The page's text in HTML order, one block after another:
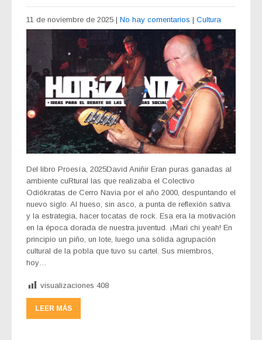
11 de noviembre de 2025 | No hay comentarios | Cultura
Del libro Proesía, 2025David Aniñir Eran puras ganadas al
ambiente cuRtural las que realizaba el Colectivo
Odiókratas de Cerro Navia por el año 2000, despuntando el
nuevo siglo. Al hueso, sin asco, a punta de reflexión sativa
y la estrategia, hacer tocatas de rock. Esa era la motivación
en la época dorada de nuestra juventud. ¡Mari chi yeah! En
principio un piño, un lote, luego una sólida agrupación
cultural de la pobla que tuvo su cartel. Sus miembros,
hoy…
visualizaciones 408
LEER MÁS